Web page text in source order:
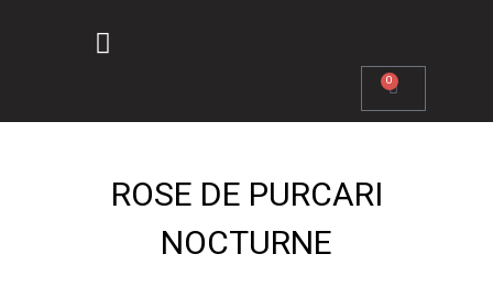
0
ROSE DE PURCARI
NOCTURNE